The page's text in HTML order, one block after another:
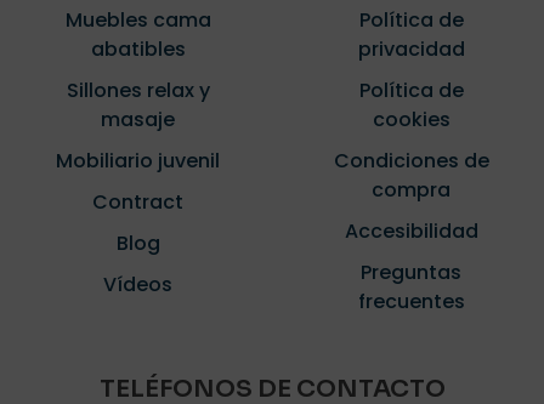
Muebles cama
abatibles
Sillones relax y
masaje
Mobiliario juvenil
Contract
Blog
Vídeos
Política de
privacidad
Política de
cookies
Condiciones de
compra
Accesibilidad
Preguntas
frecuentes
TELÉFONOS DE CONTACTO